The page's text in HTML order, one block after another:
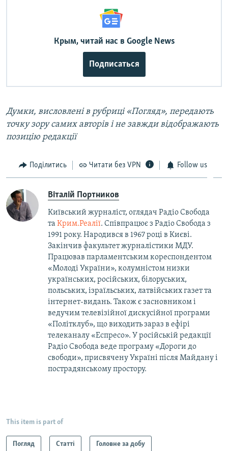
Крым, читай нас в Google News
Подписаться
Думки, висловлені в рубриці «Погляд», передають
точку зору самих авторів і не завжди відображають
позицію редакції
Поділитись Читати без VPN Follow us
Віталій Портников
Київський журналіст, оглядач Радіо Свобода
та Крим.Реалії. Співпрацює з Радіо Свобода з
1991 року. Народився в 1967 році в Києві.
Закінчив факультет журналістики МДУ.
Працював парламентським кореспондентом
«Молоді України», колумністом низки
українських, російських, білоруських,
польських, ізраїльських, латвійських газет та
інтернет-видань. Також є засновником і
ведучим телевізійної дискусійної програми
«Політклуб», що виходить зараз в ефірі
телеканалу «Еспресо». У російській редакції
Радіо Свобода веде програму «Дороги до
свободи», присвячену Україні після Майдану і
пострадянському простору.
This item is part of
Погляд Статті Головне за добу